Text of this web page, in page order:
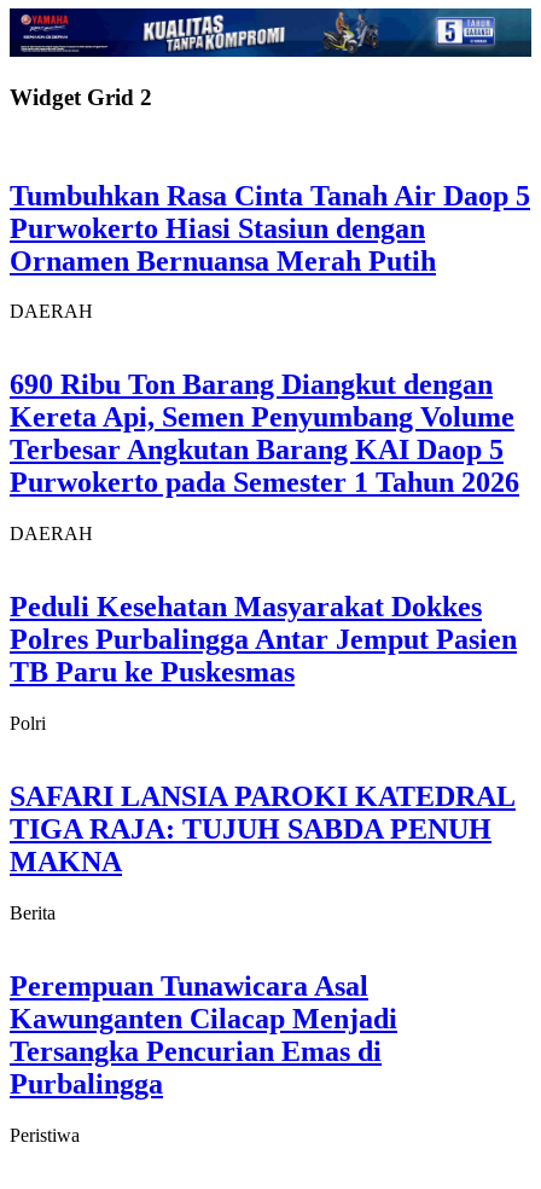
Widget Grid 2
Tumbuhkan Rasa Cinta Tanah Air Daop 5
Purwokerto Hiasi Stasiun dengan
Ornamen Bernuansa Merah Putih
DAERAH
690 Ribu Ton Barang Diangkut dengan
Kereta Api, Semen Penyumbang Volume
Terbesar Angkutan Barang KAI Daop 5
Purwokerto pada Semester 1 Tahun 2026
DAERAH
Peduli Kesehatan Masyarakat Dokkes
Polres Purbalingga Antar Jemput Pasien
TB Paru ke Puskesmas
Polri
SAFARI LANSIA PAROKI KATEDRAL
TIGA RAJA: TUJUH SABDA PENUH
MAKNA
Berita
Perempuan Tunawicara Asal
Kawunganten Cilacap Menjadi
Tersangka Pencurian Emas di
Purbalingga
Peristiwa